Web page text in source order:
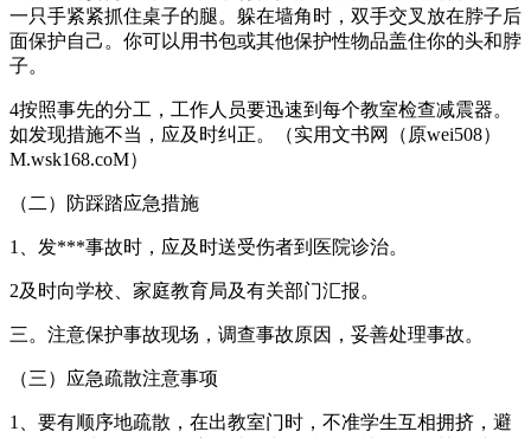
一只手紧紧抓住桌子的腿。躲在墙角时，双手交叉放在脖子后
面保护自己。你可以用书包或其他保护性物品盖住你的头和脖
子。
4按照事先的分工，工作人员要迅速到每个教室检查减震器。
如发现措施不当，应及时纠正。（实用文书网（原wei508）
M.wsk168.coM）
（二）防踩踏应急措施
1、发***事故时，应及时送受伤者到医院诊治。
2及时向学校、家庭教育局及有关部门汇报。
三。注意保护事故现场，调查事故原因，妥善处理事故。
（三）应急疏散注意事项
1、要有顺序地疏散，在出教室门时，不准学生互相拥挤，避